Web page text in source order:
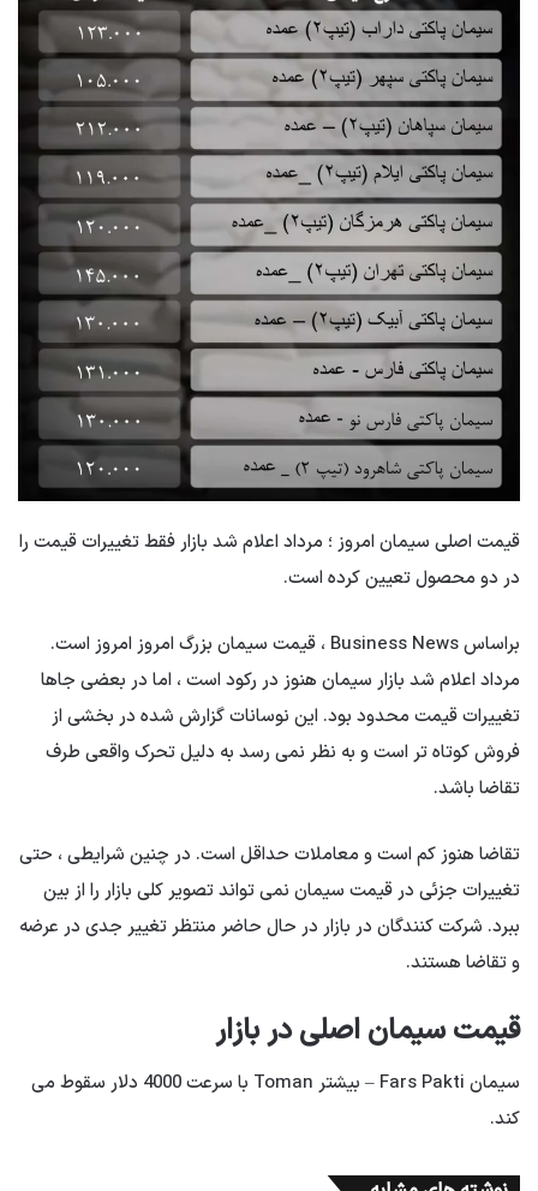
قیمت اصلی سیمان امروز ؛ مرداد اعلام شد بازار فقط تغییرات قیمت را
در دو محصول تعیین کرده است.
براساس Business News ، قیمت سیمان بزرگ امروز امروز است.
مرداد اعلام شد بازار سیمان هنوز در رکود است ، اما در بعضی جاها
تغییرات قیمت محدود بود. این نوسانات گزارش شده در بخشی از
فروش کوتاه تر است و به نظر نمی رسد به دلیل تحرک واقعی طرف
تقاضا باشد.
تقاضا هنوز کم است و معاملات حداقل است. در چنین شرایطی ، حتی
تغییرات جزئی در قیمت سیمان نمی تواند تصویر کلی بازار را از بین
ببرد. شرکت کنندگان در بازار در حال حاضر منتظر تغییر جدی در عرضه
و تقاضا هستند.
قیمت سیمان اصلی در بازار
سیمان Fars Pakti – بیشتر Toman با سرعت 4000 دلار سقوط می
کند.